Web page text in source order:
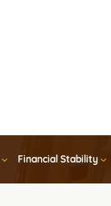
Financial Stability